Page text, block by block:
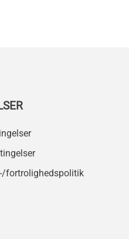
fortrolighedspolitik